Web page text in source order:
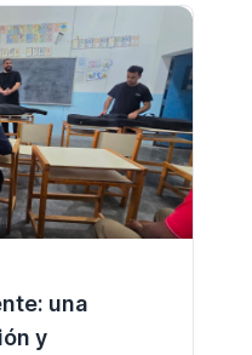
y está destinada a
vinculados a la
una
y